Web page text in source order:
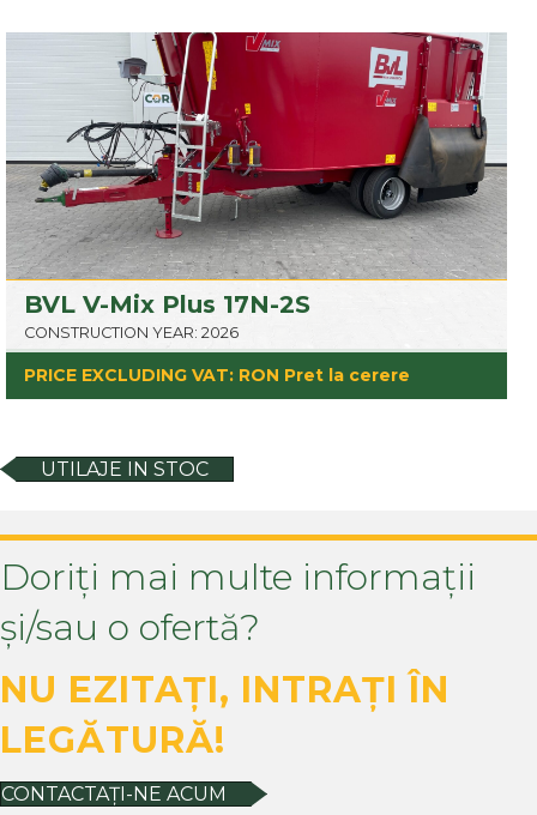
BVL V-Mix Plus 17N-2S
CONSTRUCTION YEAR: 2026
PRICE EXCLUDING VAT: RON Pret la cerere
UTILAJE IN STOC
Doriți mai multe informații
și/sau o ofertă?
NU EZITAȚI, INTRAȚI ÎN
LEGĂTURĂ!
CONTACTAȚI-NE ACUM